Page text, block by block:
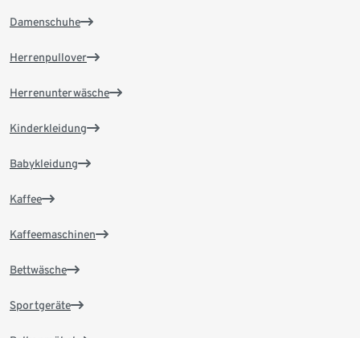
Damenschuhe
Herrenpullover
Herrenunterwäsche
Kinderkleidung
Babykleidung
Kaffee
Kaffeemaschinen
Bettwäsche
Sportgeräte